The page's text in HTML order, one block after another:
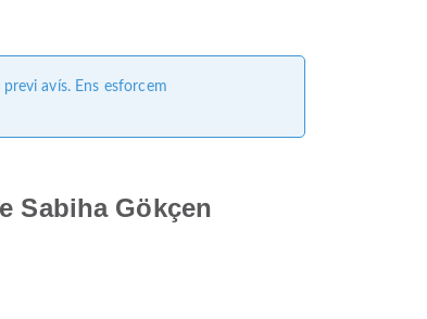
avís. Ens esforcem
Sabiha Gökçen